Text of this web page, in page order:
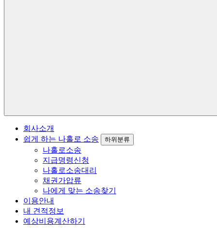
회사소개
쉽게 하는 나홀로 소송
하위분류
나홀로소송
지급명령신청
나홀로소송대리
채권가압류
나에게 맞는 소송찾기
이용안내
내 견적정보
예상비용계산하기